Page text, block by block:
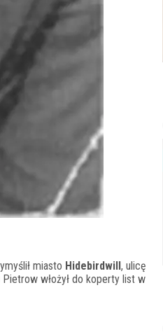
miasto Hidebirdwill, ulicę
Pietrow włożył do koperty list w